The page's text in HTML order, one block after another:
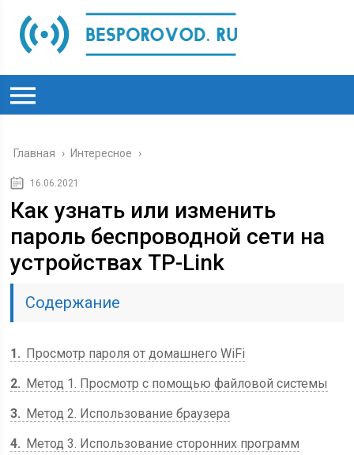
Главная › Интересное ›
16.06.2021
Как узнать или изменить
пароль беспроводной сети на
устройствах TP-Link
Содержание
1
Просмотр пароля от домашнего WiFi
2
Метод 1. Просмотр с помощью файловой системы
3
Метод 2. Использование браузера
4
Метод 3. Использование сторонних программ